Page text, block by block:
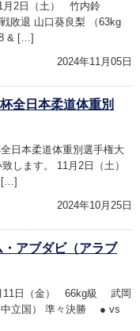
月2日（土） 竹内鈴
敗退 山口葵良梨 （63kg
& […]
2024年11月05日
全日本柔道体重別
日本柔道体重別選手権大
します。 11月2日（土）
[…]
2024年10月25日
アブダビ（アラブ
11日（金） 66kg級 武岡
立国） 準々決勝 ● vs